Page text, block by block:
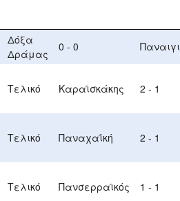
Δόξα
Δράμας
0 - 0
Τελικό Καραϊσκάκης 2 - 1
Τελικό Παναχαΐκή 2 - 1
Τελικό Πανσερραϊκός 1 - 1